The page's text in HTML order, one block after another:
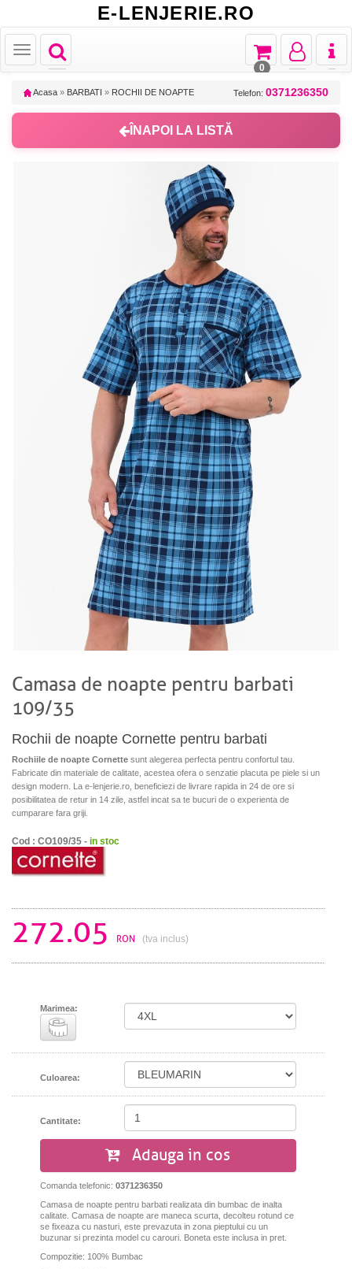
E-LENJERIE.RO
Toggle
navigation
Toggle
Toggle
navigation
Toggle
navigation
Toggle
navigation
0
Acasa » BARBATI » ROCHII DE NOAPTE Telefon: 0371236350
ÎNAPOI LA LISTĂ
Camasa de noapte pentru barbati
109/35
Rochii de noapte Cornette pentru barbati
Rochiile de noapte Cornette sunt alegerea perfecta pentru confortul tau.
Fabricate din materiale de calitate, acestea ofera o senzatie placuta pe piele si un
design modern. La e-lenjerie.ro, beneficiezi de livrare rapida in 24 de ore si
posibilitatea de retur in 14 zile, astfel incat sa te bucuri de o experienta de
cumparare fara griji.
Cod : CO109/35 - in stoc
272.05 RON (tva inclus)
Marimea:
Culoarea:
Cantitate:
Adauga in cos
Comanda telefonic: 0371236350
Camasa de noapte pentru barbati realizata din bumbac de inalta
calitate. Camasa de noapte are maneca scurta, decolteu rotund ce
se fixeaza cu nasturi, este prevazuta in zona pieptului cu un
buzunar si prezinta model cu carouri. Boneta este inclusa in pret.
Compozitie: 100% Bumbac